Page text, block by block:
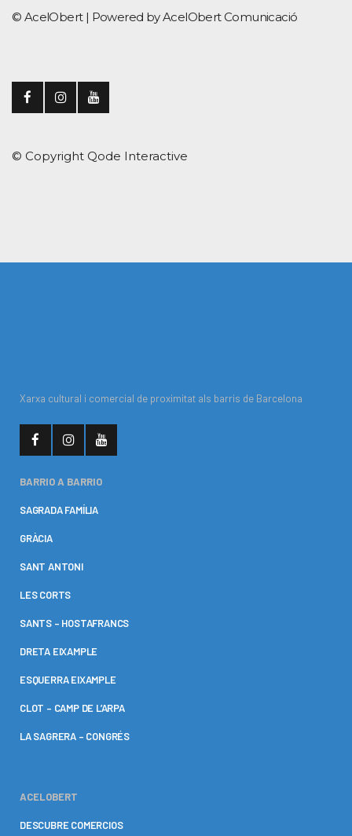
© AcelObert | Powered by AcelObert Comunicació
© Copyright Qode Interactive
Xarxa cultural i comercial de proximitat als barris de Barcelona
BARRIO A BARRIO
SAGRADA FAMÍLIA
GRÀCIA
SANT ANTONI
LES CORTS
SANTS – HOSTAFRANCS
DRETA EIXAMPLE
ESQUERRA EIXAMPLE
CLOT – CAMP DE L’ARPA
LA SAGRERA – CONGRÉS
ACELOBERT
DESCUBRE COMERCIOS